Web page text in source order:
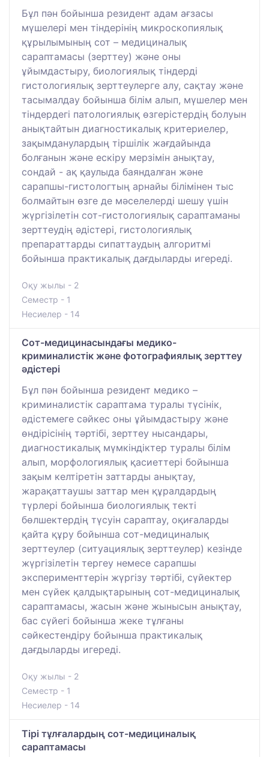
Бұл пән бойынша резидент адам ағзасы
мүшелері мен тіндерінің микроскопиялық
құрылымының сот – медициналық
сараптамасы (зерттеу) және оны
ұйымдастыру, биологиялық тіндерді
гистологиялық зерттеулерге алу, сақтау және
тасымалдау бойынша білім алып, мүшелер мен
тіндердегі патологиялық өзгерістердің болуын
анықтайтын диагностикалық критериелер,
зақымданулардың тіршілік жағдайында
болғанын және ескіру мерзімін анықтау,
сондай - ақ қаулыда баяндалған және
сарапшы-гистологтың арнайы білімінен тыс
болмайтын өзге де мәселелерді шешу үшін
жүргізілетін сот-гистологиялық сараптаманы
зерттеудің әдістері, гистологиялық
препараттарды сипаттаудың алгоритмі
бойынша практикалық дағдыларды игереді.
Оқу жылы - 2
Семестр - 1
Несиелер - 14
Сот-медицинасындағы медико-
криминалистік және фотографиялық зерттеу
әдістері
Бұл пән бойынша резидент медико –
криминалистік сараптама туралы түсінік,
әдістемеге сәйкес оны ұйымдастыру және
өндірісінің тәртібі, зерттеу нысандары,
диагностикалық мүмкіндіктер туралы білім
алып, морфологиялық қасиеттері бойынша
зақым келтіретін заттарды анықтау,
жарақаттаушы заттар мен құралдардың
түрлері бойынша биологиялық текті
бөлшектердің түсуін сараптау, оқиғаларды
қайта құру бойынша сот-медициналық
зерттеулер (ситуациялық зерттеулер) кезінде
жүргізілетін тергеу немесе сарапшы
эксперименттерін жүргізу тәртібі, сүйектер
мен сүйек қалдықтарының сот-медициналық
сараптамасы, жасын және жынысын анықтау,
бас сүйегі бойынша жеке тұлғаны
сәйкестендіру бойынша практикалық
дағдыларды игереді.
Оқу жылы - 2
Семестр - 1
Несиелер - 14
Тірі тұлғалардың сот-медициналық
сараптамасы